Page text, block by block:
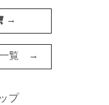
→
一覧 →
プ